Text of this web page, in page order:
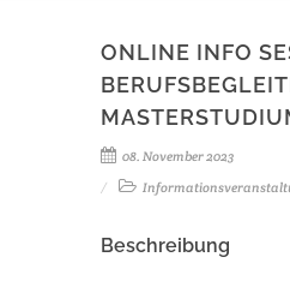
ONLINE INFO
08. November 2023
Beschreibung